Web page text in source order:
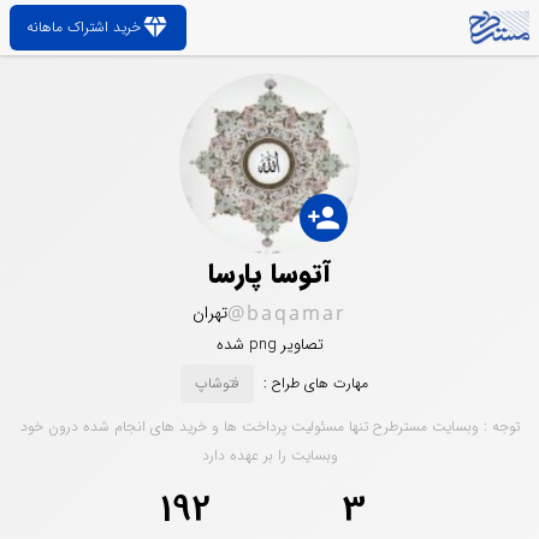
diamondخرید اشتراک ماهانه
person_add
آتوسا پارسا
@baqamarتهران
تصاویر png شده
مهارت های طراح :
فتوشاپ
توجه : وبسایت مسترطرح تنها مسئولیت پرداخت ها و خرید های انجام شده درون خود
وبسایت را بر عهده دارد
3
192